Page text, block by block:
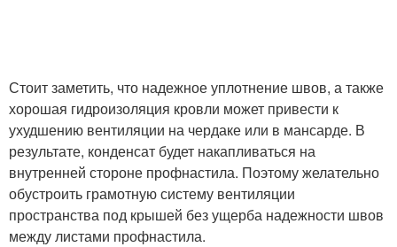
Стоит заметить, что надежное уплотнение швов, а также
хорошая гидроизоляция кровли может привести к
ухудшению вентиляции на чердаке или в мансарде. В
результате, конденсат будет накапливаться на
внутренней стороне профнастила. Поэтому желательно
обустроить грамотную систему вентиляции
пространства под крышей без ущерба надежности швов
между листами профнастила.